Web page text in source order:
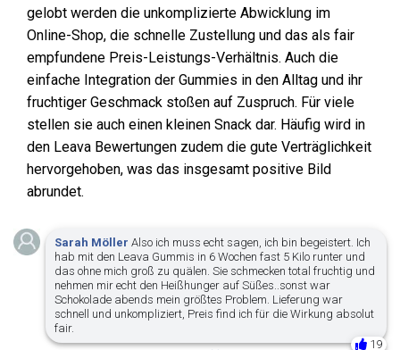
gelobt werden die unkomplizierte Abwicklung im
Online-Shop, die schnelle Zustellung und das als fair
empfundene Preis-Leistungs-Verhältnis. Auch die
einfache Integration der Gummies in den Alltag und ihr
fruchtiger Geschmack stoßen auf Zuspruch. Für viele
stellen sie auch einen kleinen Snack dar. Häufig wird in
den Leava Bewertungen zudem die gute Verträglichkeit
hervorgehoben, was das insgesamt positive Bild
abrundet.
Sarah Möller Also ich muss echt sagen, ich bin begeistert. Ich
hab mit den Leava Gummis in 6 Wochen fast 5 Kilo runter und
das ohne mich groß zu quälen. Sie schmecken total fruchtig und
nehmen mir echt den Heißhunger auf Süßes..sonst war
Schokolade abends mein größtes Problem. Lieferung war
schnell und unkompliziert, Preis find ich für die Wirkung absolut
fair.
19